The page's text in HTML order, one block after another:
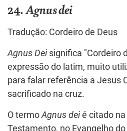
24.Agnus dei
Tradução: Cordeiro de Deus
Agnus Dei significa "Cordeiro
expressão do latim, muito
para falar referência a Jesus
sacrificado na cruz.
O termoAgnus dei é citado
Testamento, no Evangelho